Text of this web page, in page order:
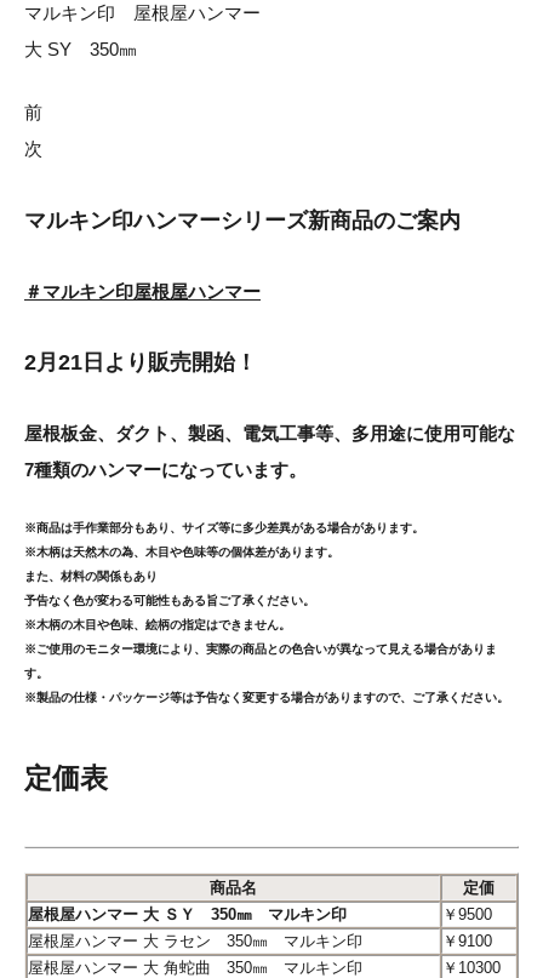
マルキン印 屋根屋ハンマー
大 SY 350㎜
前
次
マルキン印ハンマーシリーズ新商品のご案内
＃マルキン印屋根屋ハンマー
2月21日より販売開始！
屋根板金、ダクト、製函、電気工事等、多用途に使用可能な
7種類のハンマーになっています。
※商品は手作業部分もあり、サイズ等に多少差異がある場合があります。
※木柄は天然木の為、木目や色味等の個体差があります。
また、材料の関係もあり
予告なく色が変わる可能性もある旨ご了承ください。
※木柄の木目や色味、絵柄の指定はできません。
※ご使用のモニター環境により、実際の商品との色合いが異なって見える場合がありま
す。
※製品の仕様・パッケージ等は予告なく変更する場合がありますので、ご了承ください。
定価表
商品名
定価
屋根屋ハンマー 大 ＳＹ 350㎜ マルキン印
￥9500
屋根屋ハンマー 大 ラセン 350㎜ マルキン印
￥9100
屋根屋ハンマー 大 角蛇曲 350㎜ マルキン印
￥10300